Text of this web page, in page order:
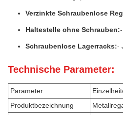
Verzinkte Schraubenlose
Haltestelle ohne Schrauben:
Schraubenlose Lagerracks:-
Technische Parameter:
Parameter
Produktbezeichnung